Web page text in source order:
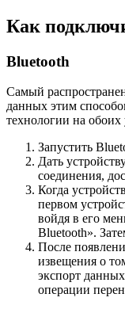
Как
Bluetooth
Самый
данных этим
технологии на обоих
Запустить
Дать
соединения,
Когда
первом
войдя в его
Bluetooth».
После
извещения о
экспорт
операции